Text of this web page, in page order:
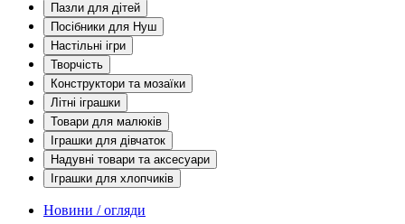
Пазли для дітей
Посібники для Нуш
Настільні ігри
Творчість
Конструктори та мозаїки
Літні іграшки
Товари для малюків
Іграшки для дівчаток
Надувні товари та аксесуари
Іграшки для хлопчиків
Новини / огляди